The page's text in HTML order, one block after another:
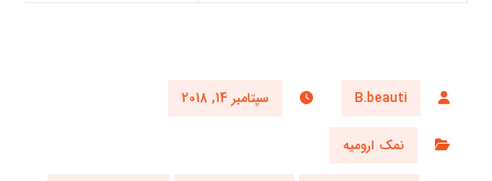
B.beauti سپتامبر 14, 2018
نمک ارومیه